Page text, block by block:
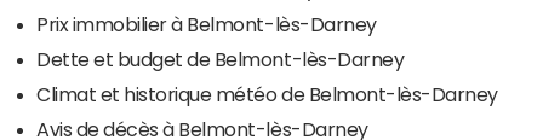
Prix immobilier à Belmont-lès-Darney
Dette et budget de Belmont-lès-Darney
Climat et historique météo de Belmont-lès-Darney
Avis de décès à Belmont-lès-Darney